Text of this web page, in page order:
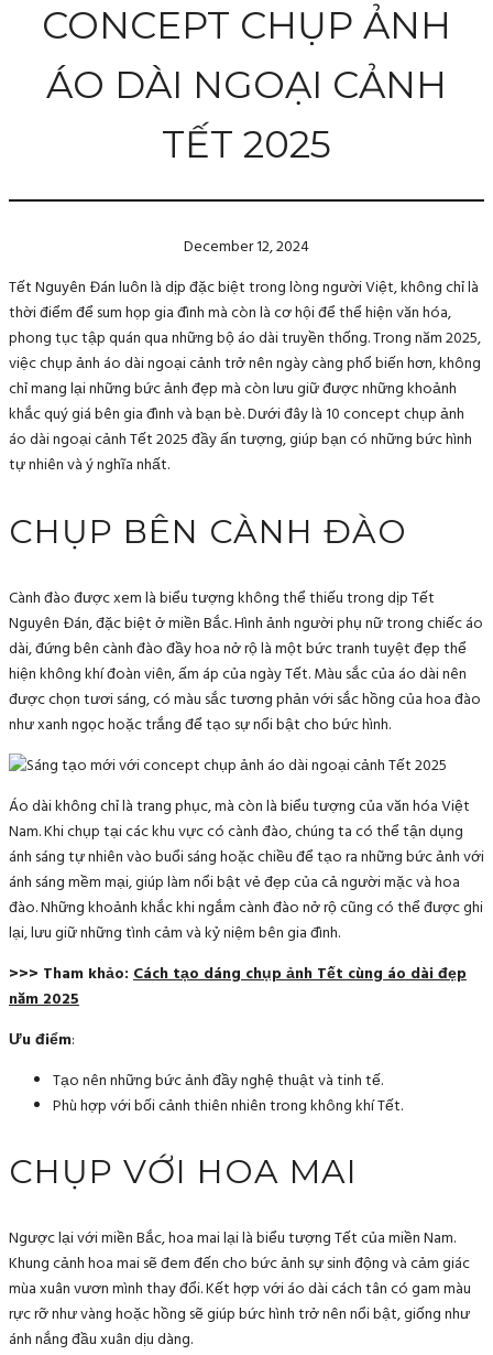
CONCEPT CHỤP ẢNH
ÁO DÀI NGOẠI CẢNH
TẾT 2025
December 12, 2024
Tết Nguyên Đán luôn là dịp đặc biệt trong lòng người Việt, không chỉ là
thời điểm để sum họp gia đình mà còn là cơ hội để thể hiện văn hóa,
phong tục tập quán qua những bộ áo dài truyền thống. Trong năm 2025,
việc chụp ảnh áo dài ngoại cảnh trở nên ngày càng phổ biến hơn, không
chỉ mang lại những bức ảnh đẹp mà còn lưu giữ được những khoảnh
khắc quý giá bên gia đình và bạn bè. Dưới đây là 10 concept chụp ảnh
áo dài ngoại cảnh Tết 2025 đầy ấn tượng, giúp bạn có những bức hình
tự nhiên và ý nghĩa nhất.
CHỤP BÊN CÀNH ĐÀO
Cành đào được xem là biểu tượng không thể thiếu trong dịp Tết
Nguyên Đán, đặc biệt ở miền Bắc. Hình ảnh người phụ nữ trong chiếc áo
dài, đứng bên cành đào đầy hoa nở rộ là một bức tranh tuyệt đẹp thể
hiện không khí đoàn viên, ấm áp của ngày Tết. Màu sắc của áo dài nên
được chọn tươi sáng, có màu sắc tương phản với sắc hồng của hoa đào
như xanh ngọc hoặc trắng để tạo sự nổi bật cho bức hình.
Áo dài không chỉ là trang phục, mà còn là biểu tượng của văn hóa Việt
Nam. Khi chụp tại các khu vực có cành đào, chúng ta có thể tận dụng
ánh sáng tự nhiên vào buổi sáng hoặc chiều để tạo ra những bức ảnh với
ánh sáng mềm mại, giúp làm nổi bật vẻ đẹp của cả người mặc và hoa
đào. Những khoảnh khắc khi ngắm cành đào nở rộ cũng có thể được ghi
lại, lưu giữ những tình cảm và kỷ niệm bên gia đình.
>>> Tham khảo: Cách tạo dáng chụp ảnh Tết cùng áo dài đẹp
năm 2025
Ưu điểm:
Tạo nên những bức ảnh đầy nghệ thuật và tinh tế.
Phù hợp với bối cảnh thiên nhiên trong không khí Tết.
CHỤP VỚI HOA MAI
Ngược lại với miền Bắc, hoa mai lại là biểu tượng Tết của miền Nam.
Khung cảnh hoa mai sẽ đem đến cho bức ảnh sự sinh động và cảm giác
mùa xuân vươn mình thay đổi. Kết hợp với áo dài cách tân có gam màu
rực rỡ như vàng hoặc hồng sẽ giúp bức hình trở nên nổi bật, giống như
ánh nắng đầu xuân dịu dàng.